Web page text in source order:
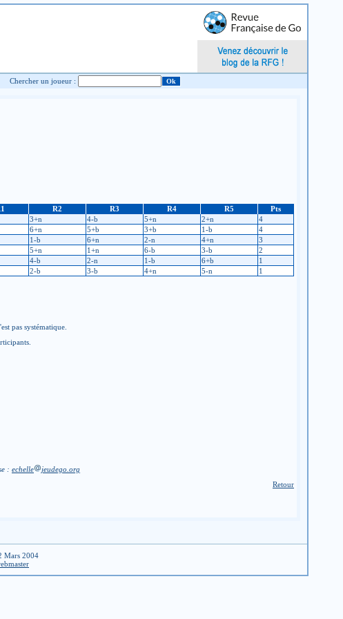
Chercher un joueur :
R2 R3 R4 R5
Pts
3+n 4-b 5+n 2+n
4
6+n 5+b 3+b 1-b
4
1-b 6+n 2-n 4+n
3
5+n 1+n 6-b 3-b
2
4-b 2-n 1-b 6+b
1
2-b 3-b 4+n 5-n
1
pas systématique.
: echelle
jeudego.org
Retour
Mars 2004